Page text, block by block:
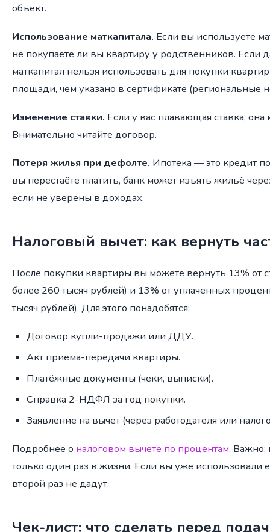
объект.
Использование маткапитала. Если вы используете
не покупаете ли вы квартиру у родственников. Если
маткапитал нельзя использовать для покупки
площади, чем указано в сертификате (региональные
Изменение ставки. Если у вас плавающая ставка,
Внимательно читайте договор.
Потеря жилья при дефолте. Ипотека — это кредит
вы перестаёте платить, банк может изъять жильё
если не уверены в доходах.
Налоговый вычет: как вернуть
После покупки квартиры вы можете вернуть 13% от
более 260 тысяч рублей) и 13% от уплаченных
тысяч рублей). Для этого понадобятся:
Договор купли-продажи или ДДУ.
Акт приёма-передачи квартиры.
Платёжные документы (чеки, выписки).
Справка 2-НДФЛ за год покупки.
Заявление на вычет (через работодателя или
Подробнее о налоговом вычете по процентам. Важно:
только один раз в жизни. Если вы уже использовали
второй раз не дадут.
Чек-лист: что сделать перед